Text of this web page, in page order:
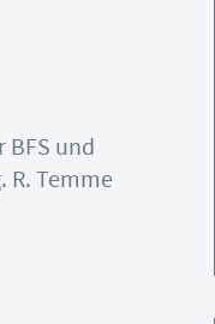
BFS und
R. Temme